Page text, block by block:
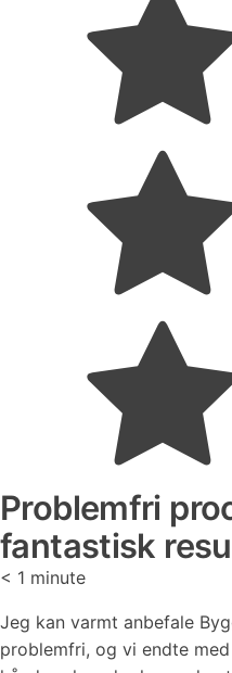
Problemfri
fantastisk
< 1 minute
Jeg kan varmt anbefale
problemfri, og vi endte